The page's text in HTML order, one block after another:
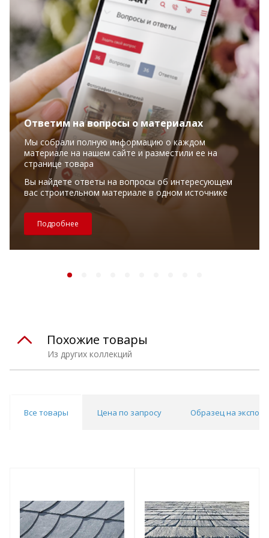
Ответим на вопросы о материалах
Мы собрали полную информацию о каждом
материале на нашем сайте и разместили ее на
странице товара
Вы найдете ответы на вопросы об интересующем
вас строительном материале в одном источнике
Подробнее
Из других коллекций
Похожие товары
Все товары Цена по запросу Образец на